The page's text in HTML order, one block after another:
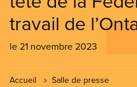
travail de
le 21 novembre 2023
Accueil Salle de presse